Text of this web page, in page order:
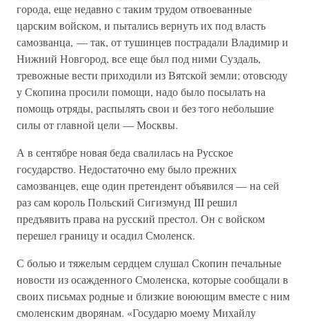
города, еще недавно с таким трудом отвоеванные
царским войском, и пытались вернуть их под власть
самозванца, — так, от тушинцев пострадали Владимир и
Нижний Новгород, все еще был под ними Суздаль,
тревожные вести приходили из Вятской земли; отовсюду
у Скопина просили помощи, надо было посылать на
помощь отряды, распылять свои и без того небольшие
силы от главной цели — Москвы.
А в сентябре новая беда свалилась на Русское
государство. Недостаточно ему было прежних
самозванцев, еще один претендент объявился — на сей
раз сам король Польский Сигизмунд III решил
предъявить права на русский престол. Он с войском
перешел границу и осадил Смоленск.
С болью и тяжелым сердцем слушал Скопин печальные
новости из осажденного Смоленска, которые сообщали в
своих письмах родные и близкие воюющим вместе с ним
смоленским дворянам. «Государю моему Михайлу